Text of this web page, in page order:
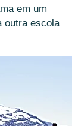
em um
outra escola